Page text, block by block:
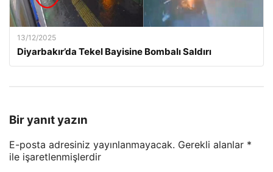
13/12/2025
Diyarbakır’da Tekel Bayisine Bombalı Saldırı
Bir yanıt yazın
E-posta adresiniz yayınlanmayacak. Gerekli alanlar *
ile işaretlenmişlerdir